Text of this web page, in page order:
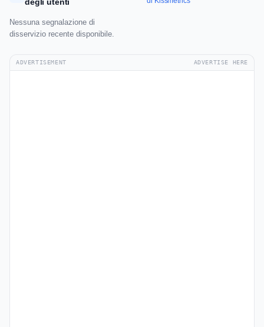
degli utenti
Nessuna segnalazione di
disservizio recente disponibile.
ADVERTISEMENT ADVERTISE HERE